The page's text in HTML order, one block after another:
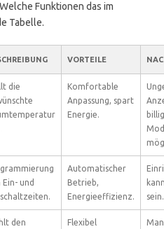
Funktionen das im
Tabelle.
VORTEILE
die
Komfortable
Anpassung, spart
Energie.
Ein- und
Automatischer
Betrieb,
Energieeffizienz.
sein.
den
Flexibel